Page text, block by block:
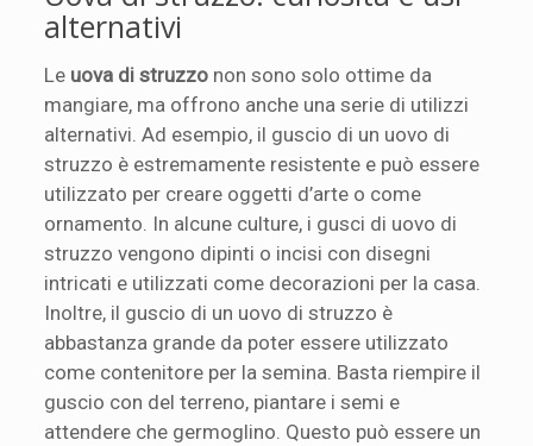
alternativi
Le uova di struzzo non sono solo ottime da
mangiare, ma offrono anche una serie di utilizzi
alternativi. Ad esempio, il guscio di un uovo di
struzzo è estremamente resistente e può essere
utilizzato per creare oggetti d’arte o come
ornamento. In alcune culture, i gusci di uovo di
struzzo vengono dipinti o incisi con disegni
intricati e utilizzati come decorazioni per la casa.
Inoltre, il guscio di un uovo di struzzo è
abbastanza grande da poter essere utilizzato
come contenitore per la semina. Basta riempire il
guscio con del terreno, piantare i semi e
attendere che germoglino. Questo può essere un